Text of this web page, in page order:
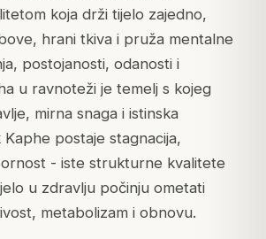
koja drži tijelo zajedno,
hrani tkiva i pruža mentalne
postojanosti, odanosti i
u ravnoteži je temelj s kojeg
mirna snaga i istinska
postaje stagnacija,
- iste strukturne kvalitete
u zdravlju počinju ometati
metabolizam i obnovu.